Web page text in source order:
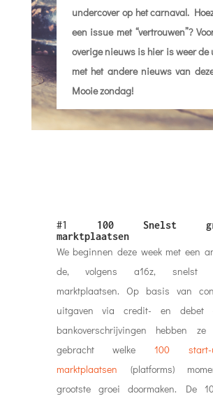
undercover op het carnaval.
een issue met “vertrouwen”?
overige nieuws is hier is weer de
met het andere nieuws van
Mooie zondag!
#1 100 Snelst
marktplaatsen
We beginnen deze week met een
de, volgens a16z, snelst
marktplaatsen. Op basis van
uitgaven via credit- en debet
bankoverschrijvingen hebben
gebracht welke 100
marktplaatsen (platforms)
grootste groei
doormaken. De